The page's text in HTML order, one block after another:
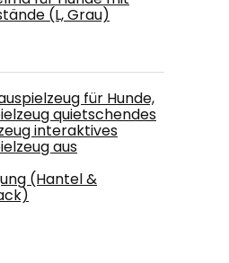
(L, Grau)
für Hunde,
quietschendes
interaktives
aus
(Hantel &